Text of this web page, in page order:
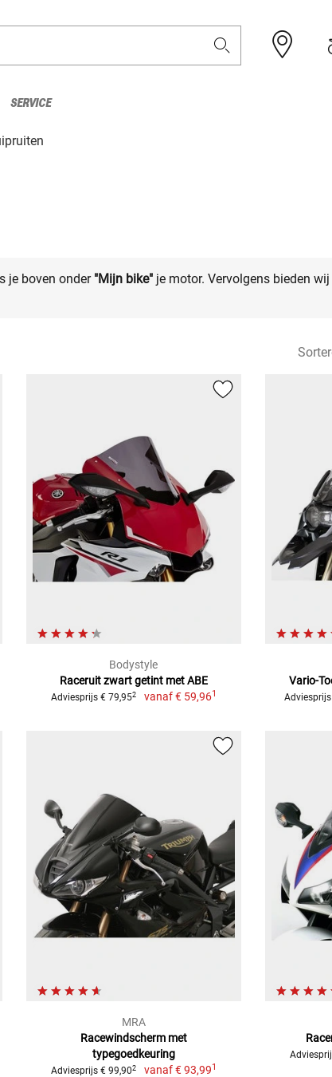
SERVICE
je boven onder "Mijn bike" je motor. Vervolgens bieden
Bodystyle
Raceruit zwart getint met ABE
Adviesprijs € 79,952 vanaf€ 59,961
Vario-
MRA
Racewindscherm met
typegoedkeuring
Adviesprijs € 99,902 vanaf€ 93,991